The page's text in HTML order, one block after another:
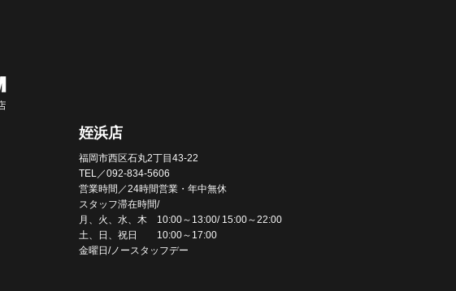
姪浜店
福岡市西区石丸2丁目43-22
TEL／092-834-5606
営業時間／24時間営業・年中無休
スタッフ滞在時間/
月、火、水、木 10:00～13:00/ 15:00～22:00
土、日、祝日 10:00～17:00
金曜日/ノースタッフデー